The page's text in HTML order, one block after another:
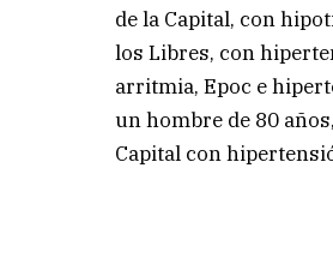
de la Capital, con
los Libres, con
arritmia, Epoc e
un hombre de 80
Capital con